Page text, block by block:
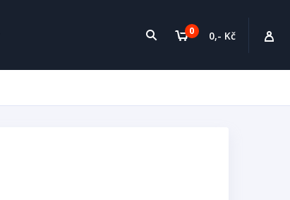
0 0,- Kč